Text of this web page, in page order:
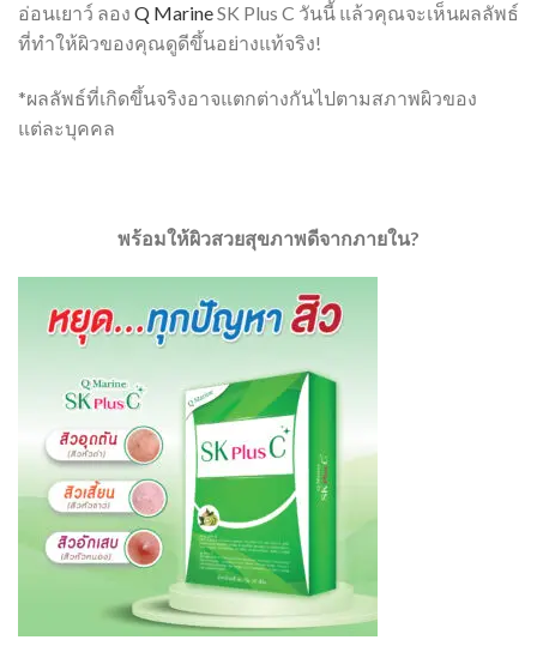
อ่อนเยาว์ ลอง Q MarineSK Plus C วันนี้ แล้วคุณจะเห็นผลลัพธ์
ที่ทำให้ผิวของคุณดูดีขึ้นอย่างแท้จริง!
*ผลลัพธ์ที่เกิดขึ้นจริงอาจแตกต่างกันไปตามสภาพผิวของ
แต่ละบุคคล
พร้อมให้ผิวสวยสุขภาพดีจากภายใน?